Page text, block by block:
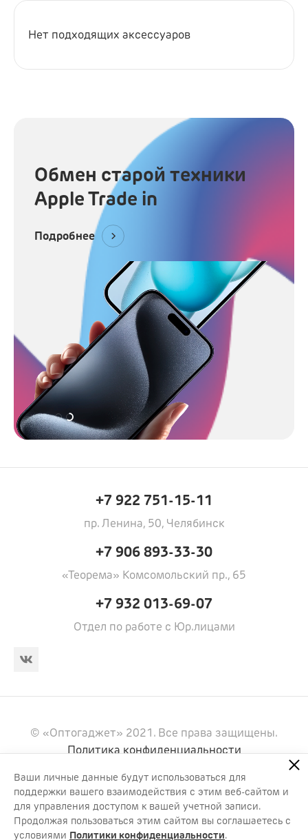
Нет подходящих аксессуаров
Обмен старой техники
Apple Trade in
Подробнее
+7 922 751-15-11
пр. Ленина, 50, Челябинск
+7 906 893-33-30
«Теорема» Комсомольский пр., 65
+7 932 013-69-07
Отдел по работе с Юр.лицами
© «Оптогаджет» 2021. Все права защищены.
Политика конфиденциальности
информационный характер и не является
публичной офертой. Цены и наличие товаров могут
отличаться. Актуальную информацию уточняйте у
менеджера.
Ваши личные данные будут использоваться для
поддержки вашего взаимодействия с этим веб-сайтом и
для управления доступом к вашей учетной записи.
Продолжая пользоваться этим сайтом вы соглашаетесь с
условиями Политики конфиденциальности.